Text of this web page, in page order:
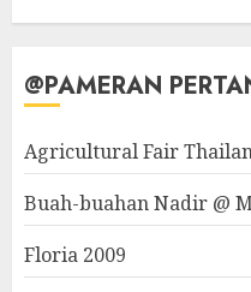
@PAMERAN
Agricultural Fair
Buah-buahan Nadir @
Floria 2009